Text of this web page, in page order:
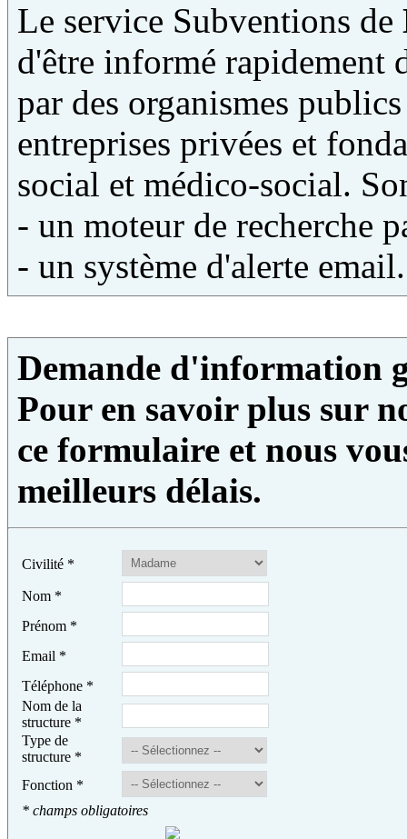
Le service Subventions de
d'être informé rapidement
par des organismes
entreprises privées et
social et médico-social.
- un moteur de recherche
- un système d'alerte email.
Demande d'information
Pour en savoir plus sur
ce formulaire et nous
meilleurs délais.
Civilité *
Nom *
Prénom *
Email *
Téléphone *
Nom de la
structure *
Type de
structure *
Fonction *
* champs obligatoires